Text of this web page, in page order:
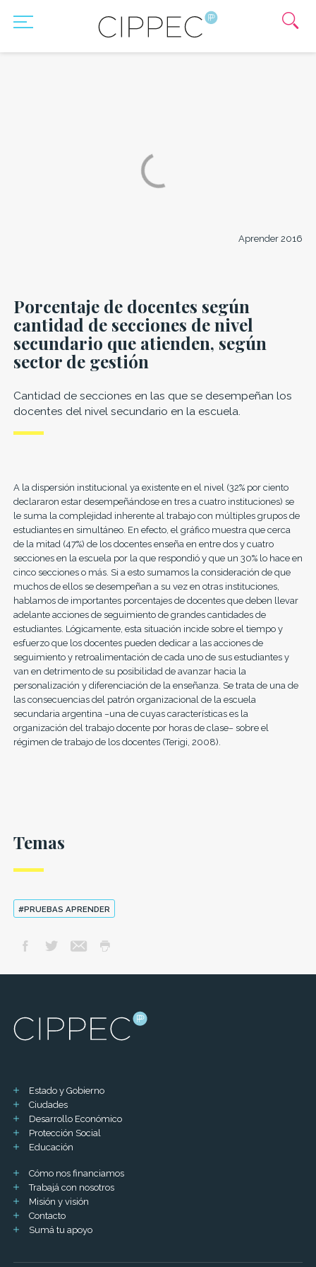
Aprender 2016
Porcentaje de docentes según
cantidad de secciones de nivel
secundario que atienden, según
sector de gestión
Cantidad de secciones en las que se desempeñan los
docentes del nivel secundario en la escuela.
A la dispersión institucional ya existente en el nivel (32% por ciento
declararon estar desempeñándose en tres a cuatro instituciones) se
le suma la complejidad inherente al trabajo con múltiples grupos de
estudiantes en simultáneo. En efecto, el gráfico muestra que cerca
de la mitad (47%) de los docentes enseña en entre dos y cuatro
secciones en la escuela por la que respondió y que un 30% lo hace en
cinco secciones o más. Si a esto sumamos la consideración de que
muchos de ellos se desempeñan a su vez en otras instituciones,
hablamos de importantes porcentajes de docentes que deben llevar
adelante acciones de seguimiento de grandes cantidades de
estudiantes. Lógicamente, esta situación incide sobre el tiempo y
esfuerzo que los docentes pueden dedicar a las acciones de
seguimiento y retroalimentación de cada uno de sus estudiantes y
van en detrimento de su posibilidad de avanzar hacia la
personalización y diferenciación de la enseñanza. Se trata de una de
las consecuencias del patrón organizacional de la escuela
secundaria argentina −una de cuyas características es la
organización del trabajo docente por horas de clase− sobre el
régimen de trabajo de los docentes (Terigi, 2008).
Temas
#PRUEBAS APRENDER
Estado y Gobierno
Ciudades
Desarrollo Económico
Protección Social
Educación
Cómo nos financiamos
Trabajá con nosotros
Misión y visión
Contacto
Sumá tu apoyo